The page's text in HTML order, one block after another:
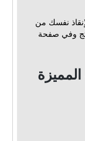
نفسك من
وفي صفحة